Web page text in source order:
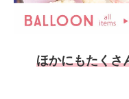
ほかにもたくさ